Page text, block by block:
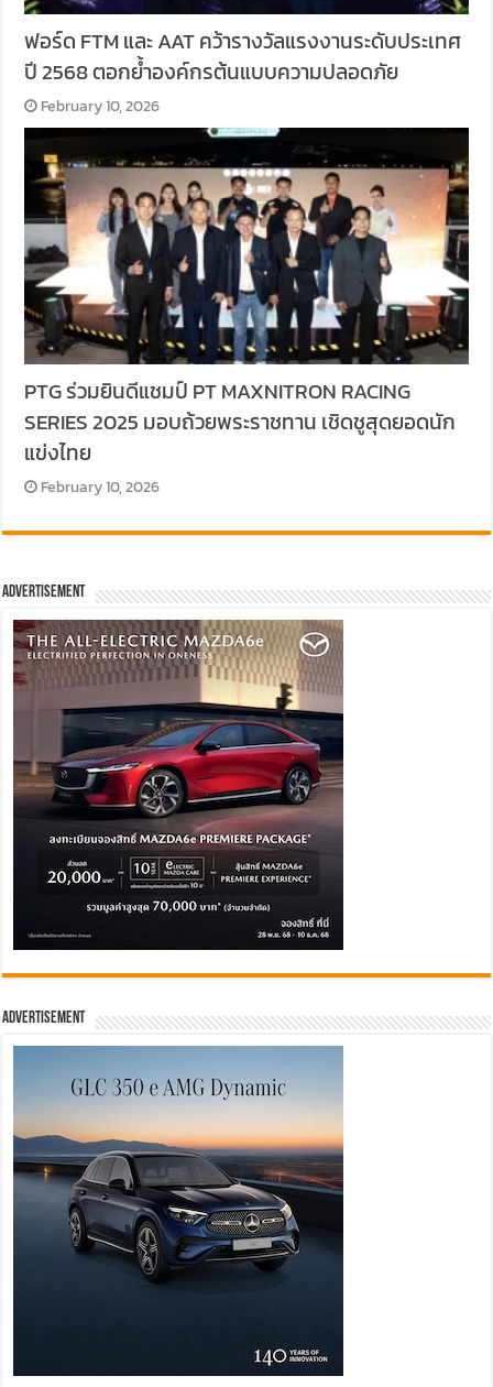
ฟอร์ด FTM และ AAT คว้ารางวัลแรงงานระดับประเทศ
ปี 2568 ตอกย้ำองค์กรต้นแบบความปลอดภัย
February 10, 2026
PTG ร่วมยินดีแชมป์ PT MAXNITRON RACING
SERIES 2025 มอบถ้วยพระราชทาน เชิดชูสุดยอดนัก
แข่งไทย
February 10, 2026
Advertisement
Advertisement